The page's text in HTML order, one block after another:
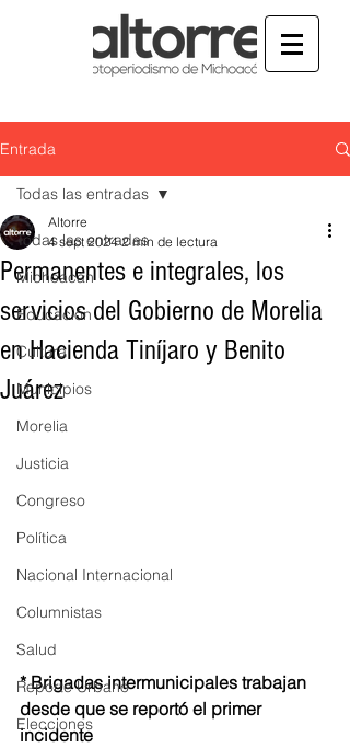
Entrada
Todas las entradas
Michoacán
Educación
Cultura
Municipios
Morelia
Justicia
Congreso
Política
Nacional Internacional
Columnistas
Salud
Reporte Urbano
Elecciones
Todas las entradas
Permanentes e integrales, los
servicios del Gobierno de Morelia
en Hacienda Tiníjaro y Benito
Juárez
Altorre
4 sept 2024 2 min de lectura
* Brigadas intermunicipales trabajan
desde que se reportó el primer
incidente